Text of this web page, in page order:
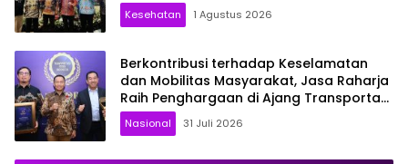
Kesehatan 1 Agustus 2026
Berkontribusi terhadap Keselamatan
dan Mobilitas Masyarakat, Jasa Raharja
Raih Penghargaan di Ajang Transportasi
Indonesia Awards 2026
Nasional 31 Juli 2026